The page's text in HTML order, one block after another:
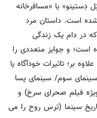
۶۸ ساله برزیلی «مُتِل دِستینو» یا «مسافرخانه
شده است. داستان مرد
در دام یک زندگی
است؛ و جوایز متعددی را
بر؛ تاثیرات خودآگاه یا
سوم/ سینمای پسا
ویژه فیلم صحرای سرخ) و
سینما (ترس روح را می